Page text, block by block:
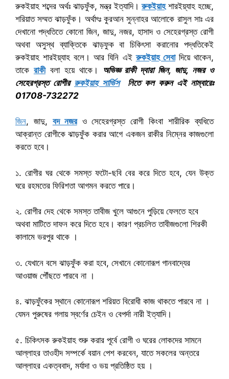
রুকইয়াহ শব্দের অর্থঃ ঝাড়ফুঁক, মন্ত্র ইত্যাদি।রুকইয়াহশারইয়্যাহ হচ্ছে,
শরিয়াত সম্মত ঝাড়ফুঁক। অর্থাৎঃ কুরআন সুন্নাহর আলোকে রাসুল সাঃ এর
দেখানো পদ্ধতিতে কোনো জিন, জাদু, নজর, হাসাদ ও সেহেরগ্রস্ত রোগী
অথবা অসুস্থ ব্যাক্তিকে ঝাড়ফুক বা চিকিৎসা করানোর পদ্ধতিকেই
রুকইয়াহ শারইয়্যাহ বলে। আর যিনি এইরুকইয়াহ সেবাদিয়ে থাকেন,
তাকে রাকীবলা হয়ে থাকে।
অভিজ্ঞ রাকী দ্বারা জিন, জাদু, নজর ও
সেহেরগ্রস্ত রোগীর রুকইয়াহ সার্ভিসনিতে কল করুন এই নাম্বারেঃ
01708-732272
জিন, জাদু, বদ নজরও সেহেরগ্রস্ত রোগী কিংবা শারীরিক ব্যধিতে
আক্রান্ত রোগীকে ঝাড়ফুঁক করার আগে একজন রাকীর নিম্নের কাজগুলো
করতে হবে।
১. রোগীর ঘর থেকে সমস্ত ফটো-ছবি বের করে দিতে হবে, যেন উক্ত
ঘরে রহমতের ফিরিশতা আগমন করতে পারে।
২. রোগীর দেহ থেকে সমস্ত তাবীজ খুলে আগুনে পুড়িয়ে ফেলতে হবে
অথবা মাটিতে দাফন করে দিতে হবে। কারণ প্রচলিত তাবীজগুলো শিরকী
কালামে ভরপুর থাকে ।
৩. যেখানে বসে ঝাড়ফুঁক করা হবে, সেখানে কোনোরূপ গানবাদ্যের
আওয়াজ পৌঁছতে পারবে না ।
৪. ঝাড়ফুঁকের স্থানে কোনোরূপ শরিয়ত বিরোধী কাজ থাকতে পারবে না ।
যেমন পুরুষের গলায় স্বর্ণের চেইন ও বেপর্দা নারী ইত্যাদি।
৫. চিকিৎসক রুকইয়াহ শুরু করার পূর্বে রোগী ও ঘরের লোকদের সামনে
আল্লাহর তাওহীদ সম্পর্কে বয়ান পেশ করবেন, যাতে সকলের অন্তরে
আল্লাহর একত্ববাদ, মর্যাদা ও ভয় প্রতিষ্ঠিত হয় ।